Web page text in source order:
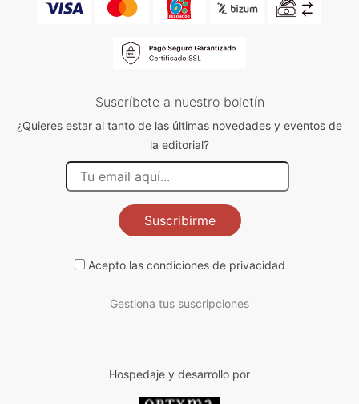
Suscríbete a nuestro boletín
¿Quieres estar al tanto de las últimas novedades y eventos de
la editorial?
Suscribirme
Acepto las condiciones de privacidad
Gestiona tus suscripciones
Hospedaje y desarrollo por